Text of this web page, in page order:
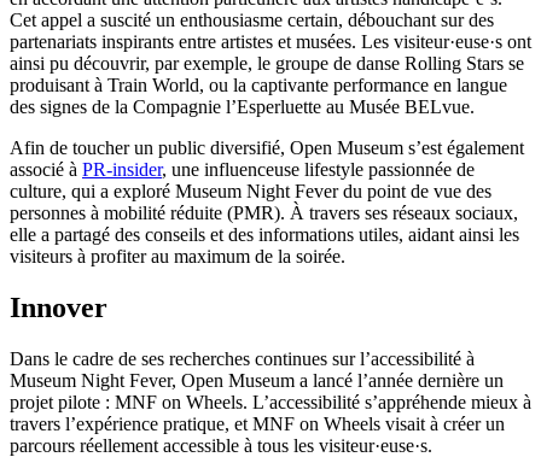
Cet appel a suscité un enthousiasme certain, débouchant sur des
partenariats inspirants entre artistes et musées. Les visiteur·euse·s ont
ainsi pu découvrir, par exemple, le groupe de danse Rolling Stars se
produisant à Train World, ou la captivante performance en langue
des signes de la Compagnie l’Esperluette au Musée BELvue.
Afin de toucher un public diversifié, Open Museum s’est également
associé à PR-insider, une influenceuse lifestyle passionnée de
culture, qui a exploré Museum Night Fever du point de vue des
personnes à mobilité réduite (PMR). À travers ses réseaux sociaux,
elle a partagé des conseils et des informations utiles, aidant ainsi les
visiteurs à profiter au maximum de la soirée.
Innover
Dans le cadre de ses recherches continues sur l’accessibilité à
Museum Night Fever, Open Museum a lancé l’année dernière un
projet pilote : MNF on Wheels. L’accessibilité s’appréhende mieux à
travers l’expérience pratique, et MNF on Wheels visait à créer un
parcours réellement accessible à tous les visiteur·euse·s.